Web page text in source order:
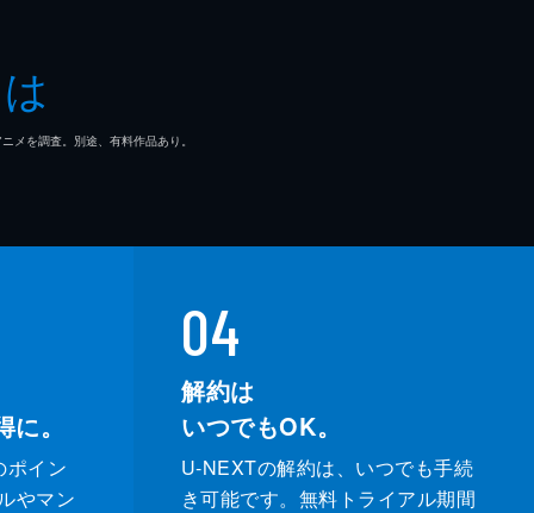
を調査。別途、有料作品あり。
。
ポイン
やマン
04
解約は
いつでもOK。
U-NEXTの解約は、いつでも手続
き可能です。無料トライアル期間